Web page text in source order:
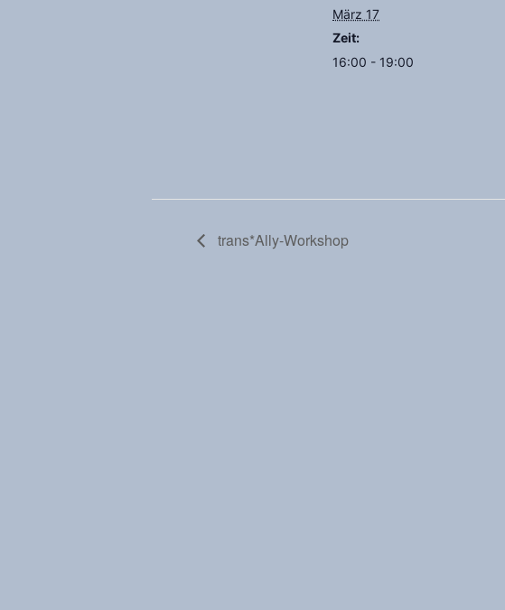
März 17
Zeit:
16:00 - 19:00
trans*Ally-Workshop